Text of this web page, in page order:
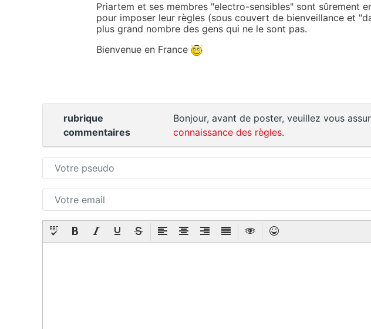
Priartem et ses membres "electro-sensibles" sont sûrement
pour imposer leur règles (sous couvert de bienveillance et
plus grand nombre des gens qui ne le sont pas.
Bienvenue en France
rubrique
commentaires
Bonjour, avant de poster, veuillez vous
connaissance des règles.